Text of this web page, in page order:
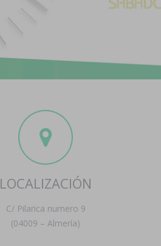
LOCALIZACIÓN
C/ Pilarica numero 9
(04009 – Almería)